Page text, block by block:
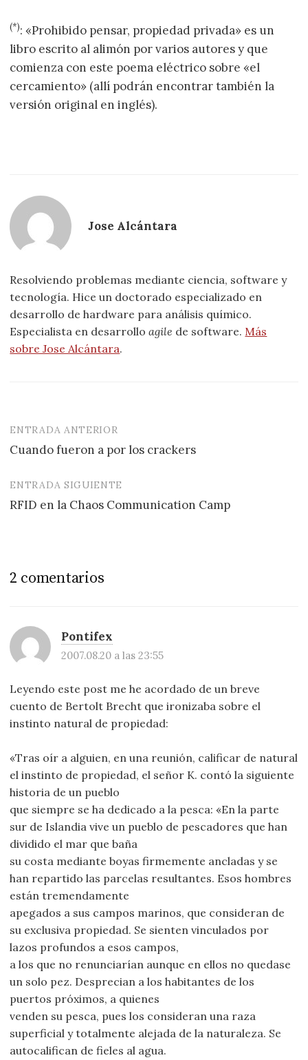
(*): «Prohibido pensar, propiedad privada» es un
libro escrito al alimón por varios autores y que
comienza con este poema eléctrico sobre «el
cercamiento» (allí podrán encontrar también la
versión original en inglés).
Jose Alcántara
Resolviendo problemas mediante ciencia, software y
tecnología. Hice un doctorado especializado en
desarrollo de hardware para análisis químico.
Especialista en desarrolloagile de software. Más
sobre Jose Alcántara.
Navegación
de
entradas
ENTRADA ANTERIOR
Cuando fueron a por los crackers
ENTRADA SIGUIENTE
RFID en la Chaos Communication Camp
2 comentarios
Pontifex
2007.08.20 a las 23:55
Leyendo este post me he acordado de un breve
cuento de Bertolt Brecht que ironizaba sobre el
instinto natural de propiedad:
«Tras oír a alguien, en una reunión, calificar de natural
el instinto de propiedad, el señor K. contó la siguiente
historia de un pueblo
que siempre se ha dedicado a la pesca: «En la parte
sur de Islandia vive un pueblo de pescadores que han
dividido el mar que baña
su costa mediante boyas firmemente ancladas y se
han repartido las parcelas resultantes. Esos hombres
están tremendamente
apegados a sus campos marinos, que consideran de
su exclusiva propiedad. Se sienten vinculados por
lazos profundos a esos campos,
a los que no renunciarían aunque en ellos no quedase
un solo pez. Desprecian a los habitantes de los
puertos próximos, a quienes
venden su pesca, pues los consideran una raza
superficial y totalmente alejada de la naturaleza. Se
autocalifican de fieles al agua.